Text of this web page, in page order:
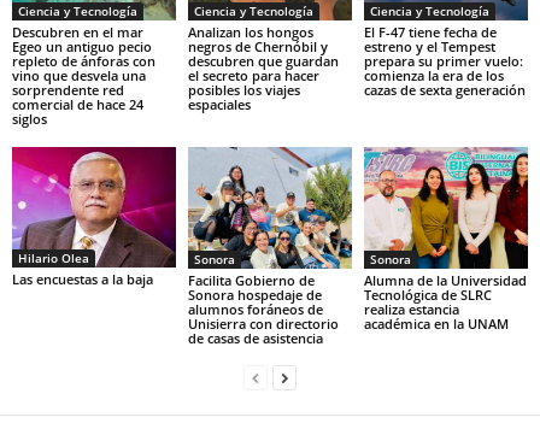
Ciencia y Tecnología
Descubren en el mar
Egeo un antiguo pecio
repleto de ánforas con
vino que desvela una
sorprendente red
comercial de hace 24
siglos
Ciencia y Tecnología
Analizan los hongos
negros de Chernóbil y
descubren que guardan
el secreto para hacer
posibles los viajes
espaciales
Ciencia y Tecnología
El F-47 tiene fecha de
estreno y el Tempest
prepara su primer vuelo:
comienza la era de los
cazas de sexta generación
Hilario Olea
Las encuestas a la baja
Sonora
Facilita Gobierno de
Sonora hospedaje de
alumnos foráneos de
Unisierra con directorio
de casas de asistencia
Sonora
Alumna de la Universidad
Tecnológica de SLRC
realiza estancia
académica en la UNAM